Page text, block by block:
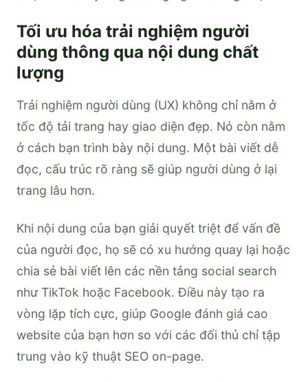
Tối ưu hóa trải nghiệm người
dùng thông qua nội dung chất
lượng
Trải nghiệm người dùng (UX) không chỉ nằm ở
tốc độ tải trang hay giao diện đẹp. Nó còn nằm
ở cách bạn trình bày nội dung. Một bài viết dễ
đọc, cấu trúc rõ ràng sẽ giúp người dùng ở lại
trang lâu hơn.
Khi nội dung của bạn giải quyết triệt để vấn đề
của người đọc, họ sẽ có xu hướng quay lại hoặc
chia sẻ bài viết lên các nền tảng social search
như TikTok hoặc Facebook. Điều này tạo ra
vòng lặp tích cực, giúp Google đánh giá cao
website của bạn hơn so với các đối thủ chỉ tập
trung vào kỹ thuật SEO on-page.